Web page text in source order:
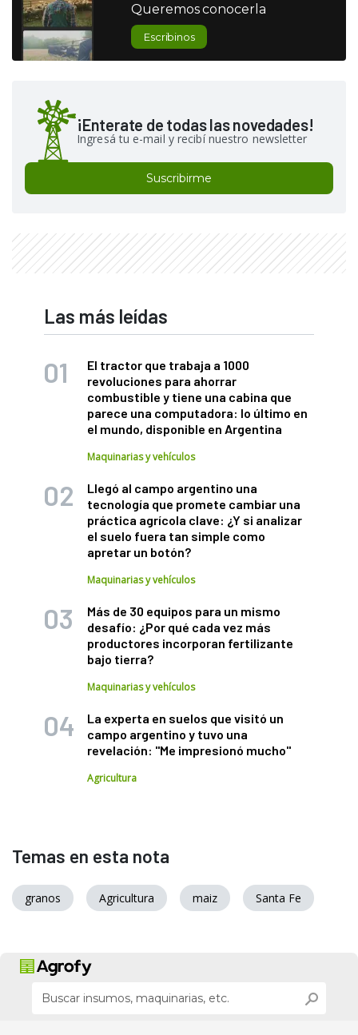
Queremos conocerla
Escribinos
¡Enterate de todas las novedades!
Ingresá tu e-mail y recibí nuestro newsletter
Suscribirme
Las más leídas
El tractor que trabaja a 1000
revoluciones para ahorrar
combustible y tiene una cabina que
parece una computadora: lo último en
el mundo, disponible en Argentina
Maquinarias y vehículos
Llegó al campo argentino una
tecnología que promete cambiar una
práctica agrícola clave: ¿Y si analizar
el suelo fuera tan simple como
apretar un botón?
Maquinarias y vehículos
Más de 30 equipos para un mismo
desafío: ¿Por qué cada vez más
productores incorporan fertilizante
bajo tierra?
Maquinarias y vehículos
La experta en suelos que visitó un
campo argentino y tuvo una
revelación: "Me impresionó mucho"
Agricultura
Temas en esta nota
granos Agricultura maiz Santa Fe